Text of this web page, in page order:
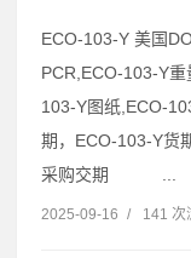
ECO-103-Y 美国
PCR,ECO-103-Y
103-Y图纸,ECO-
期，ECO-103-Y货
采购交期 ...
2025-09-16 / 141 次